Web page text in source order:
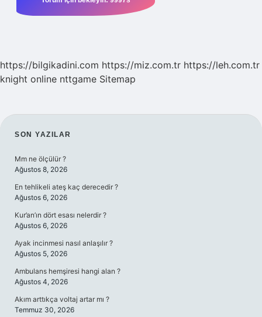
https://bilgikadini.com https://miz.com.tr https://leh.com.tr
knight online nttgame Sitemap
SIDEBAR
SON YAZILAR
Mm ne ölçülür ?
Ağustos 8, 2026
En tehlikeli ateş kaç derecedir ?
Ağustos 6, 2026
Kur’an’ın dört esası nelerdir ?
Ağustos 6, 2026
Ayak incinmesi nasıl anlaşılır ?
Ağustos 5, 2026
Ambulans hemşiresi hangi alan ?
Ağustos 4, 2026
Akım arttıkça voltaj artar mı ?
Temmuz 30, 2026